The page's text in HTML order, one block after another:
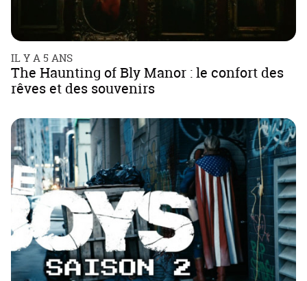
IL Y A 5 ANS
The Haunting of Bly Manor : le confort des
rêves et des souvenirs